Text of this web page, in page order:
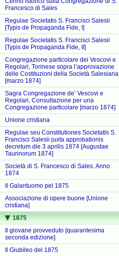
Francesco di Sales
Regulae Societatis S. Francisci Salesii
[Typis de Propaganda Fide, I]
Regulae Societatis S. Francisci Salesii
[Typis de Propaganda Fide, II]
Congregazione particolare dei Vescovi e
Regolari, Torinese sopra l’approvazione
delle Costituzioni della Società Salesiana
[marzo 1874]
Sagra Congregazione de’ Vescovi e
Regolari, Consultazione per una
Congregazione particolare [marzo 1874]
Unione cristiana
Regulae seu Constitutiones Societatis S.
Francisci Salesii juxta approbationis
decretum die 3 aprilis 1874 [Augustae
Taurinorum 1874]
Società di S. Francesco di Sales. Anno
1874
Il Galantuomo pel 1875
Associazione di opere buone [Unione
cristiana]
1875
Il giovane provveduto [quarantesima
seconda edizione]
Il Giubileo del 1875